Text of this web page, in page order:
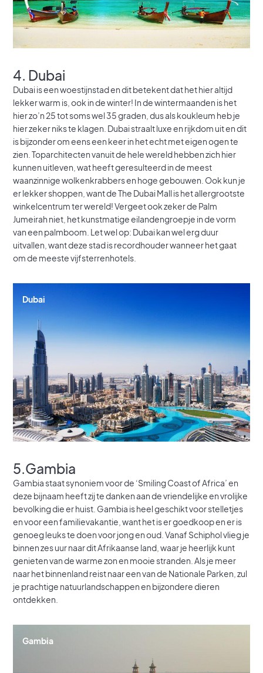
4. Dubai
Dubai is een woestijnstad en dit betekent dat het hier altijd
lekker warm is, ook in de winter! In de wintermaanden is het
hier zo’n 25 tot soms wel 35 graden, dus als koukleum heb je
hier zeker niks te klagen. Dubai straalt luxe en rijkdom uit en dit
is bijzonder om eens een keer in het echt met eigen ogen te
zien. Toparchitecten vanuit de hele wereld hebben zich hier
kunnen uitleven, wat heeft geresulteerd in de meest
waanzinnige wolkenkrabbers en hoge gebouwen. Ook kun je
er lekker shoppen, want de The Dubai Mall is het allergrootste
winkelcentrum ter wereld! Vergeet ook zeker de Palm
Jumeirah niet, het kunstmatige eilandengroepje in de vorm
van een palmboom. Let wel op: Dubai kan wel erg duur
uitvallen, want deze stad is recordhouder wanneer het gaat
om de meeste vijfsterrenhotels.
Dubai
5.Gambia
Gambia staat synoniem voor de ‘Smiling Coast of Africa’ en
deze bijnaam heeft zij te danken aan de vriendelijke en vrolijke
bevolking die er huist. Gambia is heel geschikt voor stelletjes
en voor een familievakantie, want het is er goedkoop en er is
genoeg leuks te doen voor jong en oud. Vanaf Schiphol vlieg je
binnen zes uur naar dit Afrikaanse land, waar je heerlijk kunt
genieten van de warme zon en mooie stranden. Als je meer
naar het binnenland reist naar een van de Nationale Parken, zul
je prachtige natuurlandschappen en bijzondere dieren
ontdekken.
Gambia